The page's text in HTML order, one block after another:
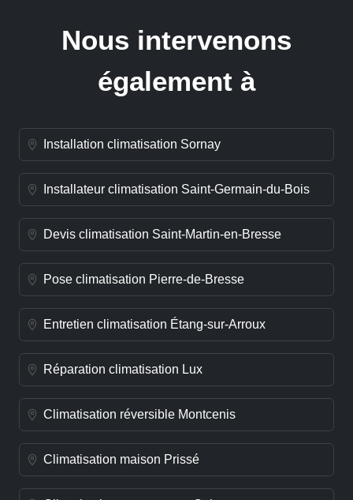
Nous intervenons
également à
Installation climatisation Sornay
Installateur climatisation Saint-Germain-du-Bois
Devis climatisation Saint-Martin-en-Bresse
Pose climatisation Pierre-de-Bresse
Entretien climatisation Étang-sur-Arroux
Réparation climatisation Lux
Climatisation réversible Montcenis
Climatisation maison Prissé